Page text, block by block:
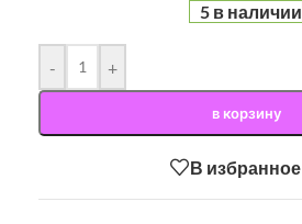
5 в наличии
- +
в корзину
В избранное